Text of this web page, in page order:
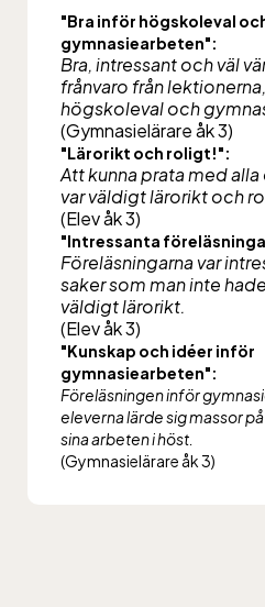
"Bra inför högskoleval
gymnasiearbeten":
Bra, intressant och väl
frånvaro från
högskoleval och
(Gymnasielärare åk 3)
"Lärorikt och roligt!":
Att kunna prata med
var väldigt lärorikt och
(Elev åk 3)
"Intressanta
Föreläsningarna var
saker som man inte
väldigt lärorikt.
(Elev åk 3)
"Kunskap och idéer inför
gymnasiearbeten":
Föreläsningen inför
eleverna lärde sig massor
sina arbeten i höst.
(Gymnasielärare åk 3)